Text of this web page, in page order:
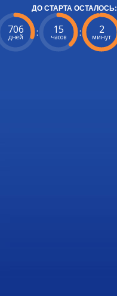
ДО СТАРТА ОСТАЛОСЬ:
706
дней : 15
часов : 2
минут